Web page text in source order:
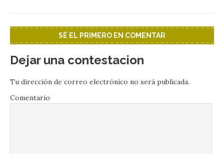
SÉ EL PRIMERO EN COMENTAR
Dejar una contestacion
Tu dirección de correo electrónico no será publicada.
Comentario